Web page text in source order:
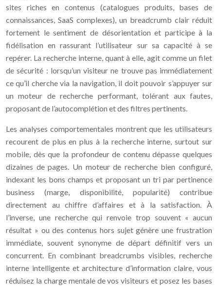
sites riches en contenus (catalogues produits, bases de
connaissances, SaaS complexes), un breadcrumb clair réduit
fortement le sentiment de désorientation et participe à la
fidélisation en rassurant l’utilisateur sur sa capacité à se
repérer. La recherche interne, quant à elle, agit comme un filet
de sécurité : lorsqu’un visiteur ne trouve pas immédiatement
ce qu’il cherche via la navigation, il doit pouvoir s’appuyer sur
un moteur de recherche performant, tolérant aux fautes,
proposant de l’autocomplétion et des filtres pertinents.
Les analyses comportementales montrent que les utilisateurs
recourent de plus en plus à la recherche interne, surtout sur
mobile, dès que la profondeur de contenu dépasse quelques
dizaines de pages. Un moteur de recherche bien configuré,
indexant les bons champs et proposant un tri par pertinence
business (marge, disponibilité, popularité) contribue
directement au chiffre d’affaires et à la satisfaction. À
l’inverse, une recherche qui renvoie trop souvent « aucun
résultat » ou des contenus hors sujet génère une frustration
immédiate, souvent synonyme de départ définitif vers un
concurrent. En combinant breadcrumbs visibles, recherche
interne intelligente et architecture d’information claire, vous
réduisez la charge mentale de vos visiteurs et posez les bases